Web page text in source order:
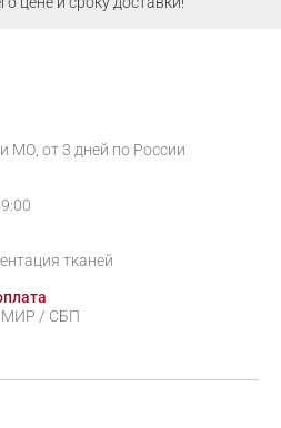
МО, от 3 дней по России
тканей
МИР / СБП